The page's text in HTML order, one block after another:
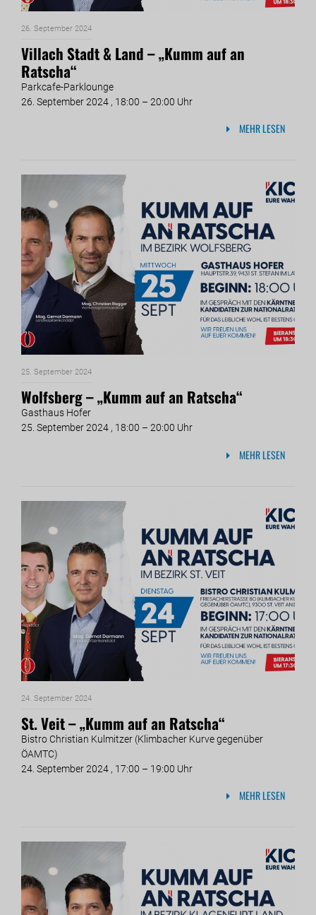
26. September 2024
Villach Stadt & Land – „Kumm auf an
Ratscha“
Parkcafe-Parklounge
26. September 2024 , 18:00 – 20:00 Uhr
MEHR LESEN
25. September 2024
Wolfsberg – „Kumm auf an Ratscha“
Gasthaus Hofer
25. September 2024 , 18:00 – 20:00 Uhr
MEHR LESEN
24. September 2024
St. Veit – „Kumm auf an Ratscha“
Bistro Christian Kulmitzer (Klimbacher Kurve gegenüber
ÖAMTC)
24. September 2024 , 17:00 – 19:00 Uhr
MEHR LESEN